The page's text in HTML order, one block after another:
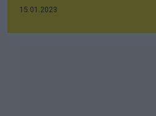
15.01.2023